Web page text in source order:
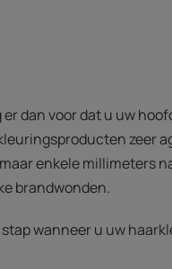
er dan voor dat u uw
zeer
enkele millimeters
brandwonden.
wanneer u uw